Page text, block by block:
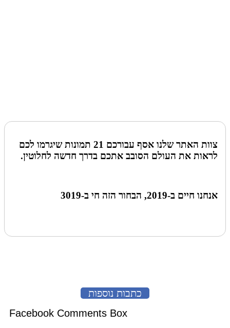
צוות האתר שלנו אסף עבורכם 21 תמונות שיגרמו לכם
לראות את העולם הסובב אתכם בדרך חדשה לחלוטין.
אנחנו חיים ב-2019, הבחור הזה חי ב-3019
כתבות נוספות
Facebook Comments Box